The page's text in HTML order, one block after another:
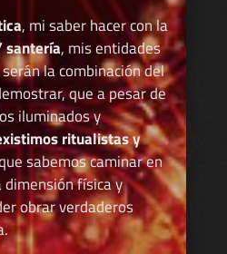
, mi saber hacer con la
, mis entidades
la combinación del
que a pesar de
iluminados y
ritualistas y
sabemos caminar en
física y
obrar verdaderos